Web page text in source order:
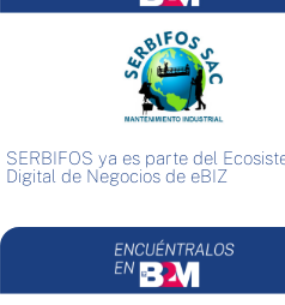
SERBIFOS ya es parte del
Digital de Negocios de eBIZ